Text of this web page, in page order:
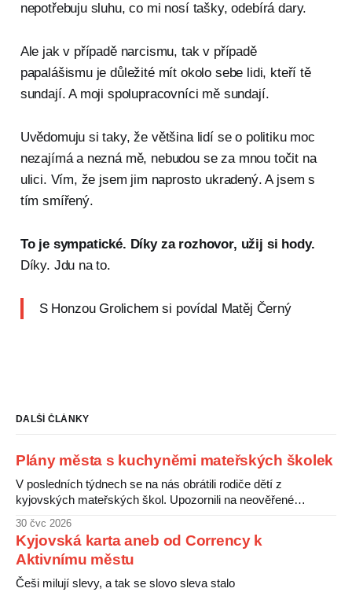
nepotřebuju sluhu, co mi nosí tašky, odebírá dary.
Ale jak v případě narcismu, tak v případě
papalášismu je důležité mít okolo sebe lidi, kteří tě
sundají. A moji spolupracovníci mě sundají.
Uvědomuju si taky, že většina lidí se o politiku moc
nezajímá a nezná mě, nebudou se za mnou točit na
ulici. Vím, že jsem jim naprosto ukradený. A jsem s
tím smířený.
To je sympatické. Díky za rozhovor, užij si hody.
Díky. Jdu na to.
S Honzou Grolichem si povídal Matěj Černý
DALŠÍ ČLÁNKY
Plány města s kuchyněmi mateřských školek
V posledních týdnech se na nás obrátili rodiče dětí z
kyjovských mateřských škol. Upozornili na neověřené
informace o údajném záměru města zrušit kuchyně v
některých školkách a zajistit stravování pro děti centrálně.
Rodiče s tímto plánem nesouhlasí a obávají se zhoršení
30 čvc 2026
Kyjovská karta aneb od Corrency k
Aktivnímu městu
Češi milují slevy, a tak se slovo sleva stalo